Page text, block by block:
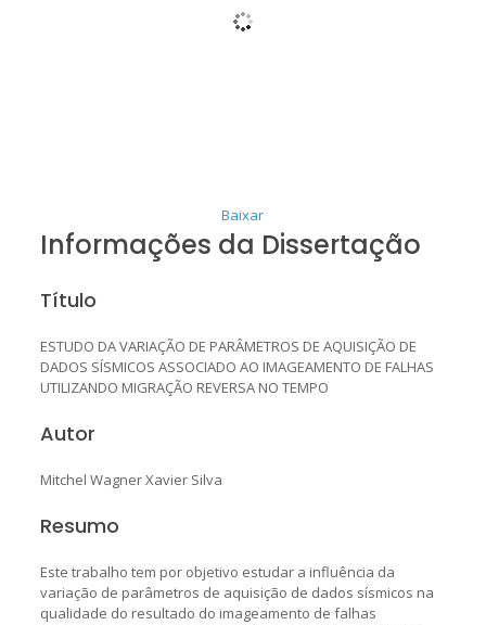
Baixar
Informações da Dissertação
Título
ESTUDO DA VARIAÇÃO DE PARÂMETROS DE AQUISIÇÃO DE
DADOS SÍSMICOS ASSOCIADO AO IMAGEAMENTO DE FALHAS
UTILIZANDO MIGRAÇÃO REVERSA NO TEMPO
Autor
Mitchel Wagner Xavier Silva
Resumo
Este trabalho tem por objetivo estudar a influência da
variação de parâmetros de aquisição de dados sísmicos na
qualidade do resultado do imageamento de falhas